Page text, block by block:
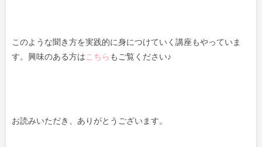
このような聞き方を実践的に身につけていく講座もやっていま
す。興味のある方はこちら もご覧ください♪
お読みいただき、ありがとうございます。